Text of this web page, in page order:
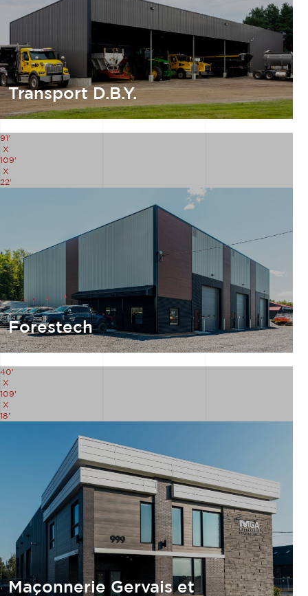
Transport D.B.Y.
91'
X
109'
X
22'
Forestech
40'
X
109'
X
18'
Maçonnerie Gervais et